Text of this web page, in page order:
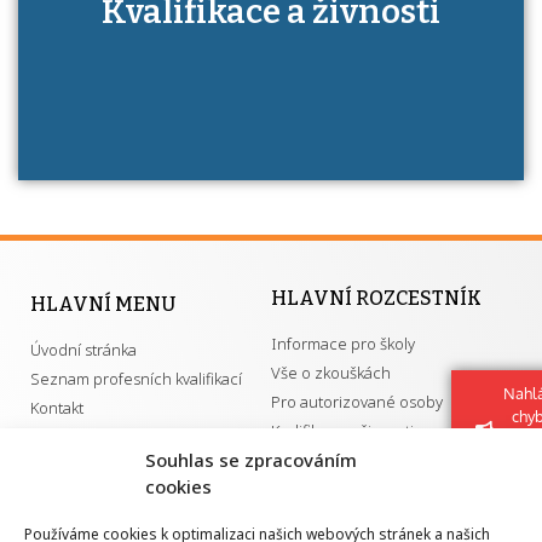
Souhlas se zpracováním
cookies
Používáme cookies k optimalizaci našich webových stránek a našich
má získání autorizace?
Kvalifikace a živnosti
HLAVNÍ MENU
Úvodní stránka
Seznam profesních kvalifikací
Kontakt
HLAVNÍ ROZCESTNÍK
Informace pro školy
Vše o zkouškách
Pro autorizované osoby
Kvalifikace a živnosti